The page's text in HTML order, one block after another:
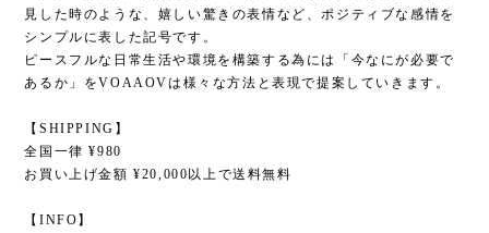
見した時のような、嬉しい驚きの表情など、ポジティブな感情を
シンプルに表した記号です。
ピースフルな日常生活や環境を構築する為には「今なにが必要で
あるか」をVOAAOVは様々な方法と表現で提案していきます。
【SHIPPING】
全国一律 ¥980
お買い上げ金額 ¥20,000以上で送料無料
【INFO】